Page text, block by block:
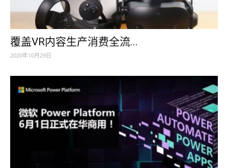
覆盖VR内容生产消费全流...
2020年10月29日